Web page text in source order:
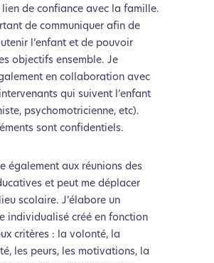
lien de confiance avec la famille.
de communiquer afin de
l’enfant et de pouvoir
objectifs ensemble. Je
en collaboration avec
qui suivent l’enfant
psychomotricienne, etc).
sont confidentiels.
également aux réunions des
et peut me déplacer
scolaire. J’élabore un
individualisé créé en fonction
critères : la volonté, la
les peurs, les motivations, la